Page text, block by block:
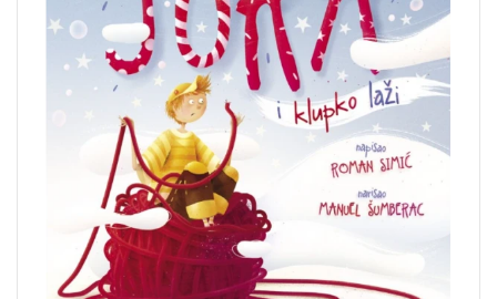
NARUČI
UDŽBENIKE!
POSEBNA
PONUDA